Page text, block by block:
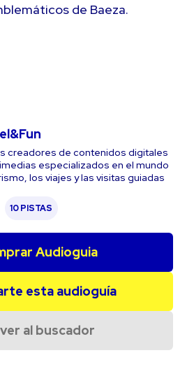
de Baeza.
creadores de contenidos digitales
especializados en el mundo
los viajes y las visitas guiadas
10 PISTAS
Audioguia
esta audioguía
al buscador